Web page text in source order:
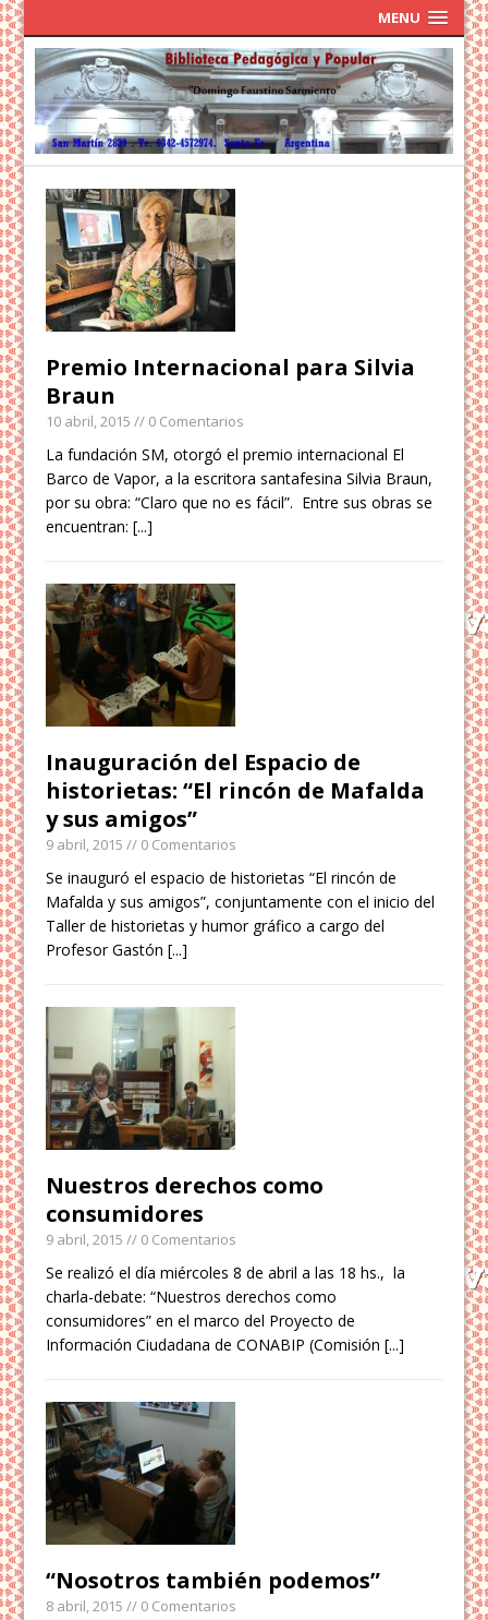
MENU
Premio Internacional para Silvia
Braun
10 abril, 2015 // 0 Comentarios
La fundación SM, otorgó el premio internacional El
Barco de Vapor, a la escritora santafesina Silvia Braun,
por su obra: “Claro que no es fácil”. Entre sus obras se
encuentran:[...]
Inauguración del Espacio de
historietas: “El rincón de Mafalda
y sus amigos”
9 abril, 2015 // 0 Comentarios
Se inauguró el espacio de historietas “El rincón de
Mafalda y sus amigos”, conjuntamente con el inicio del
Taller de historietas y humor gráfico a cargo del
Profesor Gastón[...]
Nuestros derechos como
consumidores
9 abril, 2015 // 0 Comentarios
Se realizó el día miércoles 8 de abril a las 18 hs., la
charla-debate: “Nuestros derechos como
consumidores” en el marco del Proyecto de
Información Ciudadana de CONABIP (Comisión[...]
“Nosotros también podemos”
8 abril, 2015 // 0 Comentarios